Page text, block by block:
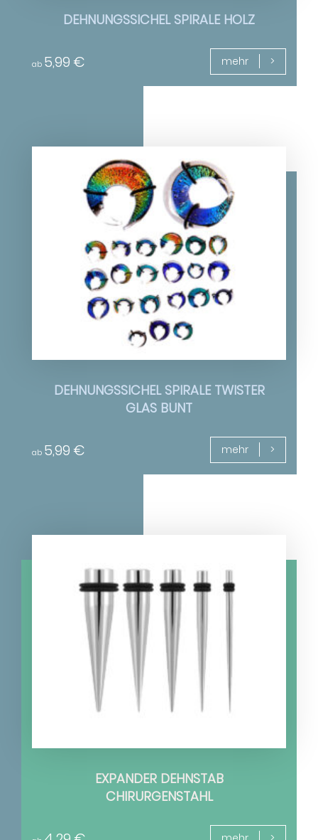
DEHNUNGSSICHEL SPIRALE HOLZ
ab 5,99 € mehr
DEHNUNGSSICHEL SPIRALE TWISTER
GLAS BUNT
ab 5,99 € mehr
EXPANDER DEHNSTAB
CHIRURGENSTAHL